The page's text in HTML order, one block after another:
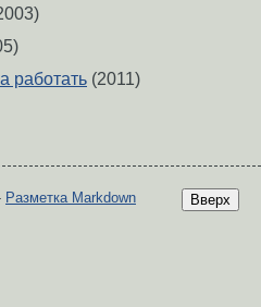
работать (2011)
Вверх
Разметка Markdown